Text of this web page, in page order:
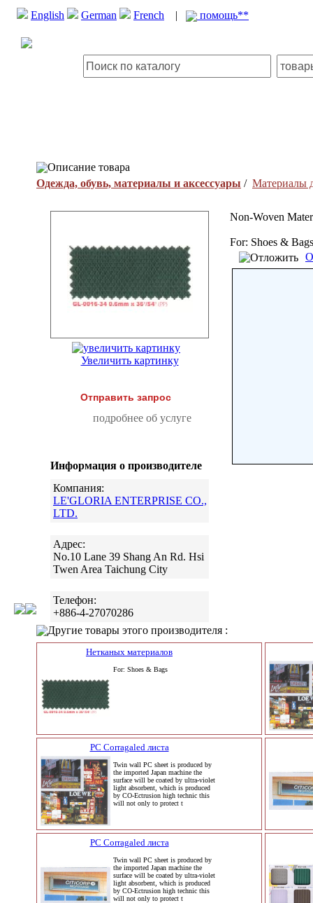
English German French | помощь**
Описание товара
Одежда, обувь, материалы и аксессуары / Материалы
Увеличить картинку
Отправить запрос
подробнее об услуге
Информация о производителе
Компания:
LE'GLORIA ENTERPRISE CO.,
LTD.
Адрес:
No.10 Lane 39 Shang An Rd. Hsi
Twen Area Taichung City
Телефон:
+886-4-27070286
Non-Woven
For: Shoes & Bags
Другие товары этого производителя :
Нетканых материалов
For: Shoes & Bags
PC Corragaled листа
Twin wall PC sheet is produced by
the imported Japan machine the
surface will be coated by ultra-violet
light absorbent, which is produced
by CO-Ectrusion high technic this
will not only to protect t
PC Corragaled листа
Twin wall PC sheet is produced by
the imported Japan machine the
surface will be coated by ultra-violet
light absorbent, which is produced
by CO-Ectrusion high technic this
will not only to protect t